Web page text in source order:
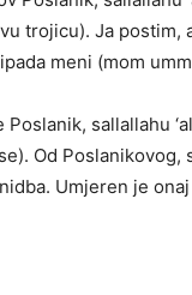
trojicu). Ja postim,
meni (mom
sallallahu
Od Poslanikovog,
Umjeren je